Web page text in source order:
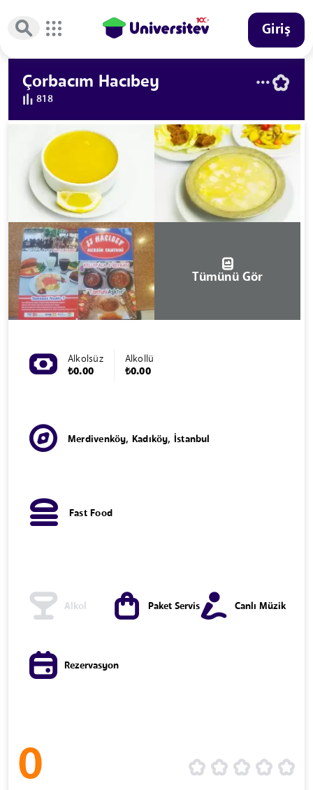
Giriş
Çorbacım Hacıbey
818
Tümünü Gör
Alkolsüz
₺0.00
Alkollü
₺0.00
Merdivenköy, Kadıköy, İstanbul
Fast Food
Alkol Paket Servis Canlı Müzik
Rezervasyon
0